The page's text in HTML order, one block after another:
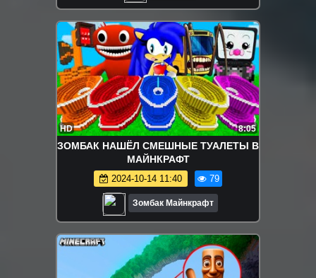
HD 8:05
ЗОМБАК НАШЁЛ СМЕШНЫЕ ТУАЛЕТЫ В
МАЙНКРАФТ
2024-10-14 11:40 79
Зомбак Майнкрафт